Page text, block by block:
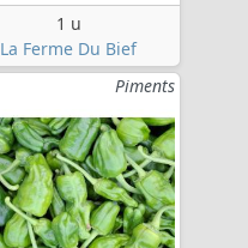
1 u
La Ferme Du Bief
Piments